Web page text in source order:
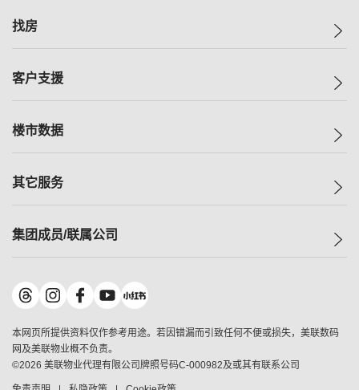
美联集团
人才招募
找房
一手新房
减价
美联豪宅
独家楼盘
租房
客户支援
自助放盘
查询热线
按揭计算机
负担能力计算机
转按计算机
缴款方式
楼市数据
指数
历史成交
小区成交排行榜
地区百科
其它服务
小区专页
美联精英会
美善会
地产经纪人管理协会
申报已递交的购楼开盘
集团成员/联属公司
美联物业
鋑联控股*
美联工商铺*
美联中国
美联澳门
本网页所提供资料仅作参考用途。若因错漏而引致任何不便或损失，美联数码
网及美联物业概不负责。
©2026 美联物业代理有限公司牌照号码C-000982及或其有联系公司